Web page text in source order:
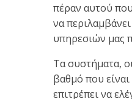
πέραν αυτού
να
υπηρεσιών μας
Τα συστήματα,
βαθμό που
επιτρέπει να